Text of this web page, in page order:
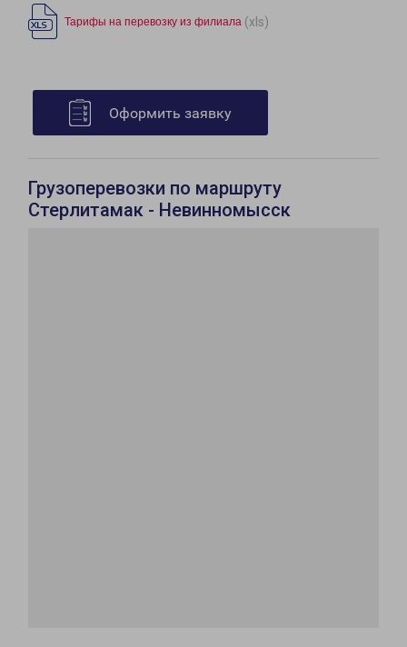
Тарифы на перевозку из филиала (xls)
Оформить заявку
Грузоперевозки по маршруту
Стерлитамак - Невинномысск